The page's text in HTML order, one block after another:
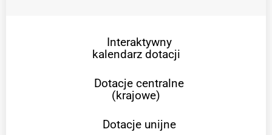
Interaktywny
kalendarz dotacji
Dotacje centralne
(krajowe)
Dotacje unijne